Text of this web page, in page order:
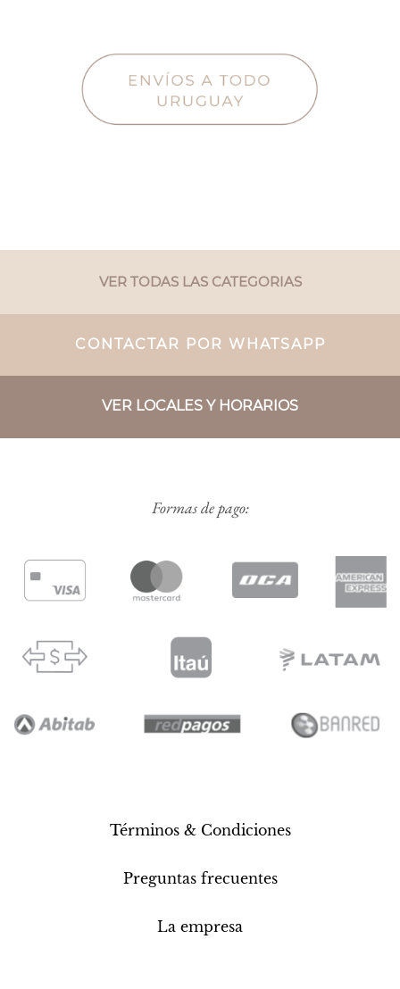
VER TODAS LAS CATEGORIAS
CONTACTAR POR WHATSAPP
VER LOCALES Y HORARIOS
Formas de pago:
Términos & Condiciones
Preguntas frecuentes
La empresa